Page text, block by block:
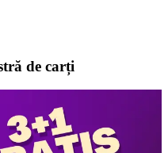
de carți